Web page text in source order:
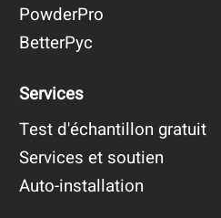
PowderPro
BetterPyc
Services
Test d'échantillon gratuit
Services et soutien
Auto-installation